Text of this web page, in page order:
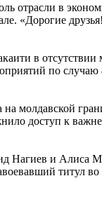
отрасли в
«Дорогие
в
по
молдавской
доступ к
Нагиев и Алиса
титул